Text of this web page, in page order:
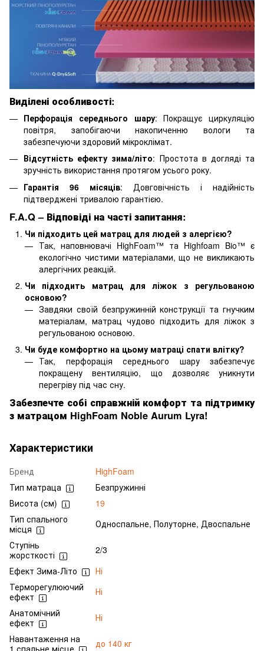
Виділені особливості:
Перфорація середнього шару: Покращує циркуляцію
повітря, запобігаючи накопиченню вологи та
забезпечуючи здоровий мікроклімат.
Відсутність ефекту зима/літо: Простота в догляді та
зручність використання протягом усього року.
Гарантія 96 місяців: Довговічність і надійність
підтверджені тривалою гарантією.
F.A.Q – Відповіді на часті запитання:
Чи підходить цей матрац для людей з алергією?
Так, наповнювачі HighFoam™ та Highfoam Bio™ є
екологічно чистими матеріалами, що не викликають
алергічних реакцій.
Чи підходить матрац для ліжок з регульованою
основою?
Завдяки своїй безпружинній конструкції та гнучким
матеріалам, матрац чудово підходить для ліжок з
регульованою основою.
Чи буде комфортно на цьому матраці спати влітку?
Так, перфорація середнього шару забезпечує
покращену вентиляцію, що дозволяє уникнути
перегріву під час сну.
Забезпечте собі справжній комфорт та підтримку
з матрацом HighFoam Noble Aurum Lyra!
Характеристики
Бренд
HighFoam
Тип матраца
Безпружинні
Висота (см)
19
Тип спального
місця
Односпальне, Полуторне, Двоспальне
Ступінь
жорсткості
2/3
Ефект Зима-Літо
Ні
Терморегулюючий
ефект
Ні
Анатомічний
ефект
Ні
Навантаження на
до 140 кг